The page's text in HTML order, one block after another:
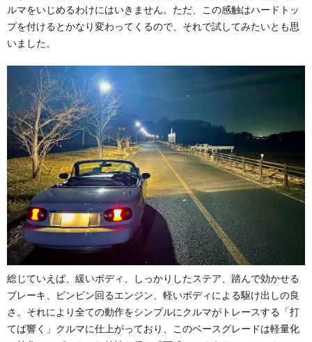
ルマをいじめるわけにはいきません。ただ、この感触はハードトッ
プを付けるとかなり変わってくるので、それで試してみたいとも思
いました。
総じていえば、緩いボディ、しっかりしたステア、踏んで効かせる
ブレーキ、ビンビン回るエンジン、軽いボディによる駆け出しの良
さ。それにより全ての動作をシンプルにクルマがトレースする「打
てば響く」クルマに仕上がっており、このベースグレードは軽量化